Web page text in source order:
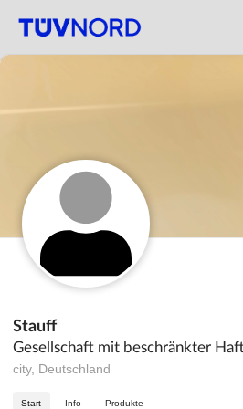
Stauff
Gesellschaft mit beschränkter
city, Deutschland
Start Info Produkte